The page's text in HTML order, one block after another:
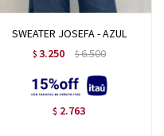
SWEATER JOSEFA - AZUL
$ 3.250 $6.500
$ 2.763